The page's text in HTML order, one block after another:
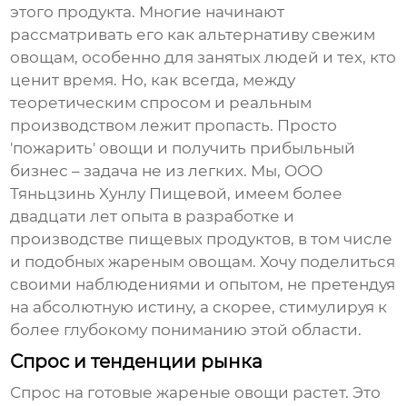
этого продукта. Многие начинают
рассматривать его как альтернативу свежим
овощам, особенно для занятых людей и тех, кто
ценит время. Но, как всегда, между
теоретическим спросом и реальным
производством лежит пропасть. Просто
'пожарить' овощи и получить прибыльный
бизнес – задача не из легких. Мы, ООО
Тяньцзинь Хунлу Пищевой, имеем более
двадцати лет опыта в разработке и
производстве пищевых продуктов, в том числе
и подобныхжареным овощам. Хочу поделиться
своими наблюдениями и опытом, не претендуя
на абсолютную истину, а скорее, стимулируя к
более глубокому пониманию этой области.
Спрос и тенденции рынка
Спрос на готовыежареные овощи растет. Это